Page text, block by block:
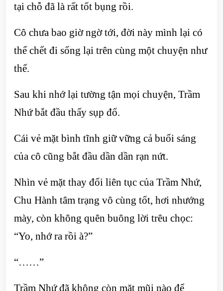
tại chỗ đã là rất tốt bụng rồi.
Cô chưa bao giờ ngờ tới, đời này mình lại có
thể chết đi sống lại trên cùng một chuyện như
thế.
Sau khi nhớ lại tường tận mọi chuyện, Trầm
Nhứ bắt đầu thấy sụp đổ.
Cái vẻ mặt bình tĩnh giữ vững cả buổi sáng
của cô cũng bắt đầu dần dần rạn nứt.
Nhìn vẻ mặt thay đổi liên tục của Trầm Nhứ,
Chu Hành tâm trạng vô cùng tốt, hơi nhướng
mày, còn không quên buông lời trêu chọc:
“Yo, nhớ ra rồi à?”
“……”
Trầm Nhứ đã không còn mặt mũi nào để